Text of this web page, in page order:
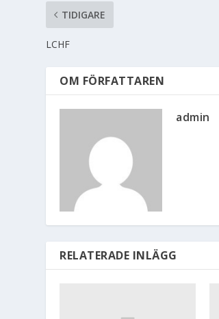
TIDIGARE
LCHF
OM FÖRFATTAREN
admin
RELATERADE INLÄGG